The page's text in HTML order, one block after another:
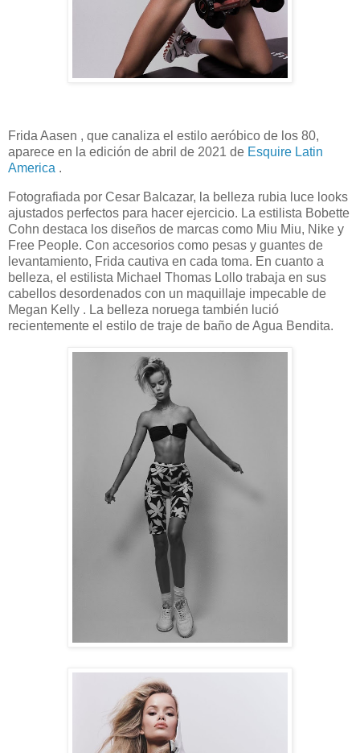
Frida Aasen , que canaliza el estilo aeróbico de los 80,
aparece en la edición de abril de 2021 de Esquire Latin
America .
Fotografiada por Cesar Balcazar, la belleza rubia luce looks
ajustados perfectos para hacer ejercicio. La estilista Bobette
Cohn destaca los diseños de marcas como Miu Miu, Nike y
Free People. Con accesorios como pesas y guantes de
levantamiento, Frida cautiva en cada toma. En cuanto a
belleza, el estilista Michael Thomas Lollo trabaja en sus
cabellos desordenados con un maquillaje impecable de
Megan Kelly . La belleza noruega también lució
recientemente el estilo de traje de baño de Agua Bendita.